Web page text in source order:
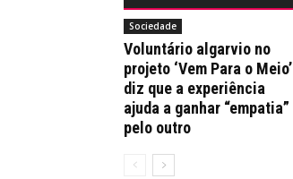
Sociedade
Voluntário algarvio no
projeto ‘Vem Para o Meio’
diz que a experiência
ajuda a ganhar “empatia”
pelo outro